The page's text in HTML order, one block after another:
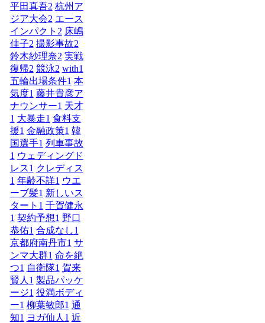
平田真吾2 杭州ア
ジア大会2 エース
インパクト 2 床嶋
佳子2 撮影事故2
鈴木紗理奈2 実戦
復帰2 競泳2 with1
五輪出場条件1 本
気度1 藤井貴彦ア
ナウンサー1 天才
1 大暴走1 食料支
援1 金融政策1 韓
国選手1 列車事故
1 ウェディングド
レス1 クレディス
1 年齢不詳1 ウエ
ーブ髪1 新しいス
タート 1 千賀健永
1 契約予想1 野口
恭佑1 合成なし1
京都府南丹市1 サ
ンマ大群1 命を絶
つ1 自衛隊1 賀来
賢人 1 製品パッケ
ージ1 役満ボディ
ー1 柳葉敏郎1 通
知1 ヨガ仙人 1 近